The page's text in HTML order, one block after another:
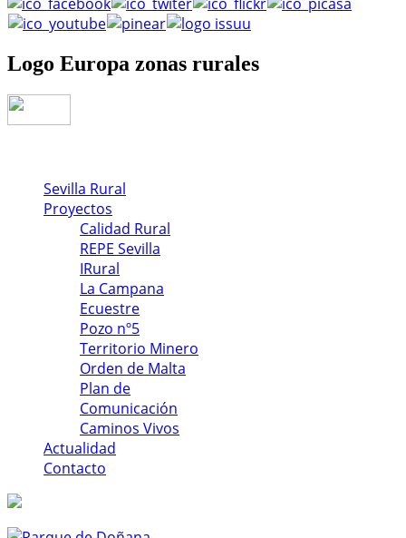
Logo Europa zonas rurales
Sevilla Rural
Proyectos
Calidad Rural
REPE Sevilla
IRural
La Campana
Ecuestre
Pozo nº5
Territorio Minero
Orden de Malta
Plan de
Comunicación
Caminos Vivos
Actualidad
Contacto